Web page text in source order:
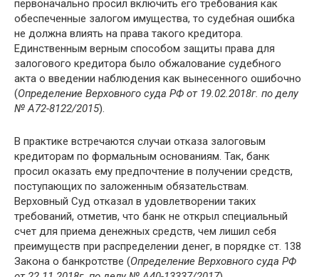
первоначально просил включить его требования как
обеспеченные залогом имущества, то судебная ошибка
не должна влиять на права такого кредитора.
Единственным верным способом защиты права для
залогового кредитора было обжалование судебного
акта о введении наблюдения как вынесенного ошибочно
(Определение Верховного суда РФ от 19.02.2018г. по делу
№ А72-8122/2015).
В практике встречаются случаи отказа залоговым
кредиторам по формальным основаниям. Так, банк
просил оказать ему предпочтение в получении средств,
поступающих по заложенным обязательствам.
Верховный Суд отказал в удовлетворении таких
требований, отметив, что банк не открыл специальный
счет для приема денежных средств, чем лишил себя
преимуществ при распределении денег, в порядке ст. 138
Закона о банкротстве (Определение Верховного суда РФ